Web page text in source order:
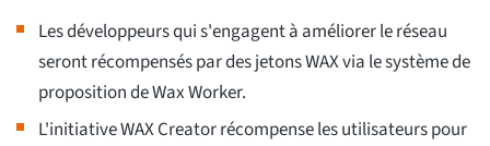
Les développeurs qui s'engagent à améliorer le réseau
seront récompensés par des jetons WAX via le système de
proposition de Wax Worker.
L'initiative WAX Creator récompense les utilisateurs pour